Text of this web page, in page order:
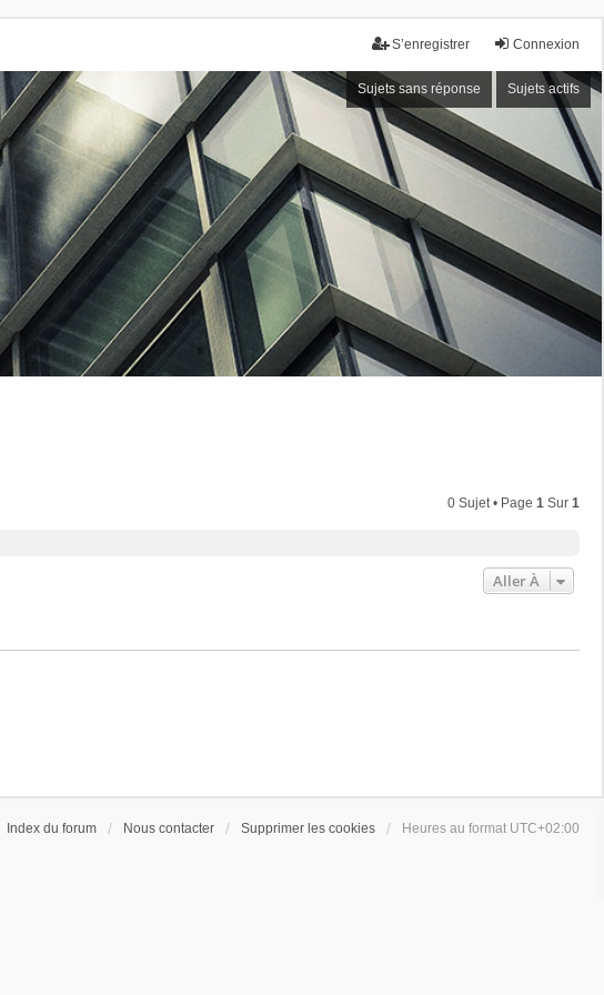
Connexion
S’enregistrer
Sujets sans réponse Sujets actifs
0 Sujet • Page 1 Sur 1
Aller À
Index du forum Nous contacter Supprimer les cookies Heures au format UTC+02:00